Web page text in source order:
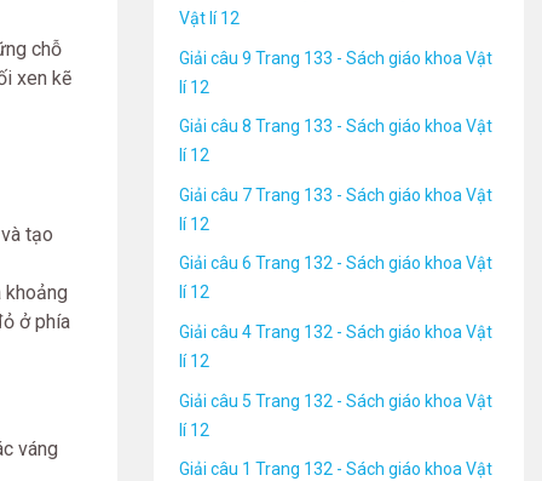
chỗ
xen kẽ
tạo
khoảng
ở phía
váng
Vật lí 12
Giải câu 9 Trang 133 - Sách giáo khoa Vật
lí 12
Giải câu 8 Trang 133 - Sách giáo khoa Vật
lí 12
Giải câu 7 Trang 133 - Sách giáo khoa Vật
lí 12
Giải câu 6 Trang 132 - Sách giáo khoa Vật
lí 12
Giải câu 4 Trang 132 - Sách giáo khoa Vật
lí 12
Giải câu 5 Trang 132 - Sách giáo khoa Vật
lí 12
Giải câu 1 Trang 132 - Sách giáo khoa Vật